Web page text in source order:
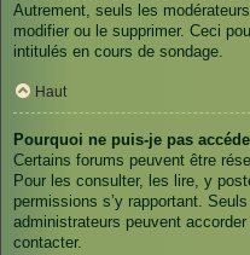
Autrement, seuls les
modifier ou le supprimer. Ceci
intitulés en cours de sondage.
Haut
Pourquoi ne puis-je pas
Certains forums peuvent être
Pour les consulter, les lire, y
permissions s’y rapportant.
administrateurs peuvent
contacter.